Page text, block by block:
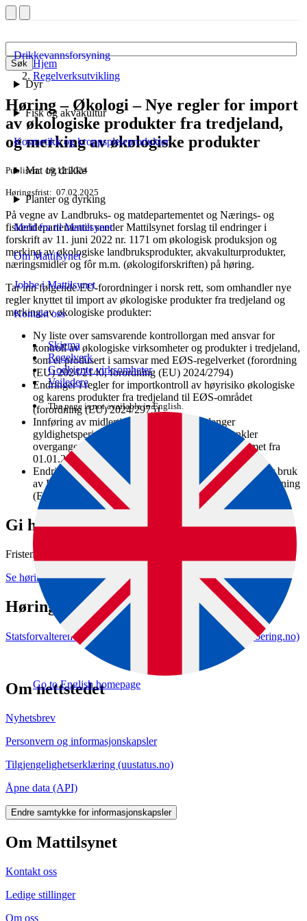
Søk
Drikkevannsforsyning
Dyr
Fisk og akvakultur
Kosmetikk og kroppspleieprodukter
Mat og drikke
Planter og dyrking
Meld fra til Mattilsynet
Om Mattilsynet
Jobbe i Mattilsynet
Kontakt oss
Skjema
Regelverk
Godkjente virksomheter
Veiledere
The page is not available in English.
Go to English homepage
Hjem
Regelverksutvikling
Høring – Økologi – Nye regler for import
av økologiske produkter fra tredjeland,
og merking av økologiske produkter
Publisert 19.12.2024
Høringsfrist 07.02.2025
På vegne av Landbruks- og matdepartementet og Nærings- og
fiskeridepartementet sender Mattilsynet forslag til endringer i
forskrift av 11. juni 2022 nr. 1171 om økologisk produksjon og
merking av økologiske landbruksprodukter, akvakulturprodukter,
næringsmidler og fôr m.m. (økologiforskriften) på høring.
Tar inn følgende EU-forordninger i norsk rett, som omhandler nye
regler knyttet til import av økologiske produkter fra tredjeland og
merking av økologiske produkter:
Ny liste over samsvarende kontrollorgan med ansvar for
kontroll av økologiske virksomheter og produkter i tredjeland,
som er produsert i samsvar med EØS-regelverket (forordning
(EU) 2024/2140, forordning (EU) 2024/2794)
Endringer i regler for importkontroll av høyrisiko økologiske
og karens produkter fra tredjeland til EØS-området
(forordning (EU) 2024/2975)
Innføring av midlertidige unntak som forlenger
gyldighetsperioden for ulike sertifikater og forenkler
overgangen fra ekvivalenssystem til samsvarssystemet fra
01.01.2025 (forordning (EU) 2024/3095)
Endring i regler som omhandler utforming og format for bruk
av EU-logo ved merking av økologiske produkter (forordning
(EU) 2024/2867)
Gi høringsuttalelse
Fristen for denne høringen har gått ut.
Se høringen (hoering.no)
Høringssvar
Statsforvalteren i Østfold, Buskerud, Oslo og Akershus (hoering.no)
Om nettstedet
Nyhetsbrev
Personvern og informasjonskapsler
Tilgjengelighetserklæring (uustatus.no)
Åpne data (API)
Endre samtykke for informasjonskapsler
Om Mattilsynet
Kontakt oss
Ledige stillinger
Om oss